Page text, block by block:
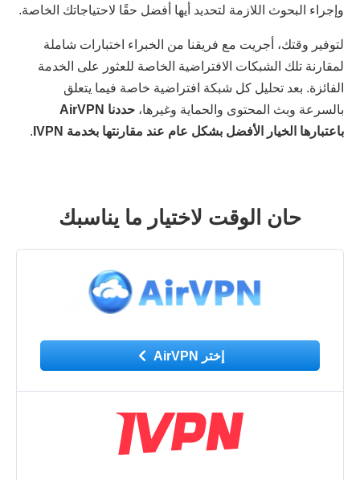
وإجراء البحوث اللازمة لتحديد أيها أفضل حقًا لاحتياجاتك الخاصة.
لتوفير وقتك، أجريت مع فريقنا من الخبراء اختبارات شاملة
لمقارنة تلك الشبكات الافتراضية الخاصة للعثور على الخدمة
الفائزة. بعد تحليل كل شبكة افتراضية خاصة فيما يتعلق
بالسرعة وبث المحتوى والحماية وغيرها،
حددنا AirVPN
باعتبارها الخيار الأفضل بشكل عام عند مقارنتها بخدمة IVPN
.
حان الوقت لاختيار ما يناسبك
إختر AirVPN